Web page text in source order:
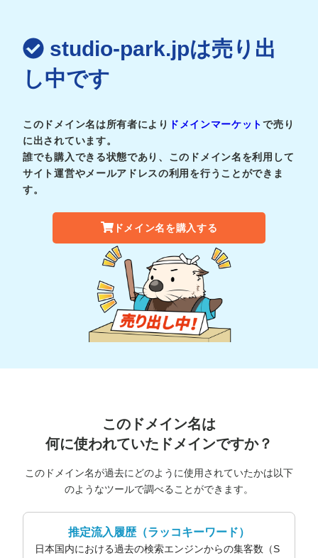
studio-park.jpは売り出
し中です
このドメイン名は所有者により ドメインマーケットで売り
に出されています。
誰でも購入できる状態であり、このドメイン名を利用して
サイト運営やメールアドレスの利用を行うことができま
す。
ドメイン名を購入する
このドメイン名は
何に使われていたドメインですか？
このドメイン名が過去にどのように使用されていたかは以下
のようなツールで調べることができます。
推定流入履歴（ラッコキーワード）
日本国内における過去の検索エンジンからの集客数（S